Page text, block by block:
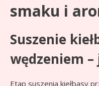
smaku i
Suszenie
wędzeniem –
Etap suszenia kiełbasy